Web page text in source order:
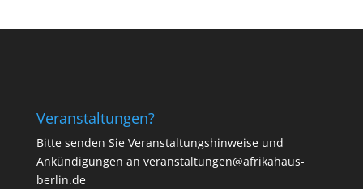
Veranstaltungen?
Bitte senden Sie Veranstaltungshinweise und
Ankündigungen an veranstaltungen@afrikahaus-
berlin.de